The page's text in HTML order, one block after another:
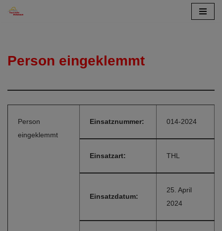
springen
Person eingeklemmt
Person
eingeklemmt
Einsatznummer: 014-2024
Einsatzart: THL
Einsatzdatum:
25. April
2024